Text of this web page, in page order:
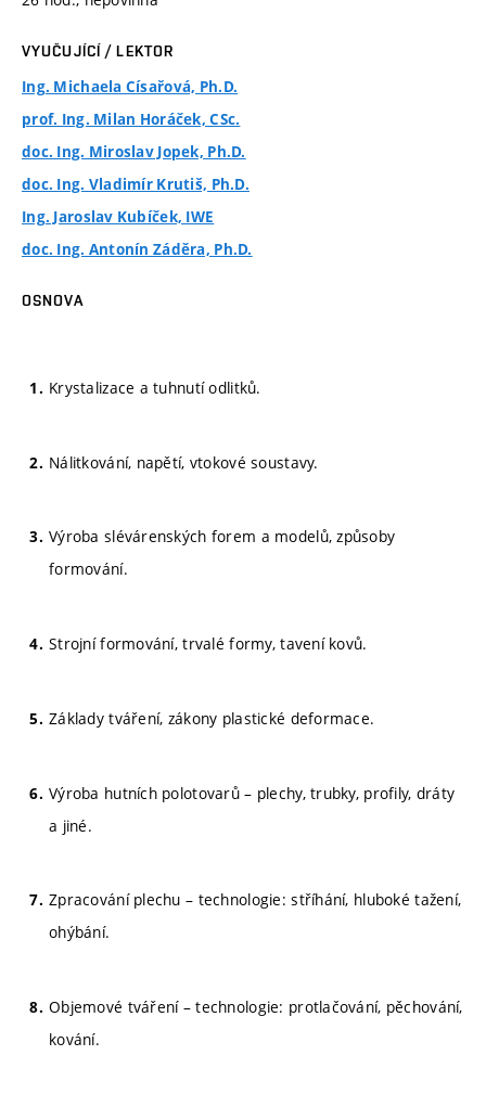
VYUČUJÍCÍ / LEKTOR
Ing. Michaela Císařová, Ph.D.
prof. Ing. Milan Horáček, CSc.
doc. Ing. Miroslav Jopek, Ph.D.
doc. Ing. Vladimír Krutiš, Ph.D.
Ing. Jaroslav Kubíček, IWE
doc. Ing. Antonín Záděra, Ph.D.
OSNOVA
Krystalizace a tuhnutí odlitků.
Nálitkování, napětí, vtokové soustavy.
Výroba slévárenských forem a modelů, způsoby
formování.
Strojní formování, trvalé formy, tavení kovů.
Základy tváření, zákony plastické deformace.
Výroba hutních polotovarů – plechy, trubky, profily, dráty
a jiné.
Zpracování plechu – technologie: stříhání, hluboké tažení,
ohýbání.
Objemové tváření – technologie: protlačování, pěchování,
kování.